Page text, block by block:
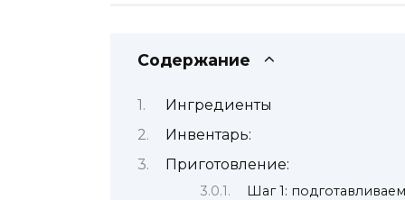
Содержание
Ингредиенты
Инвентарь:
Приготовление:
Шаг 1: